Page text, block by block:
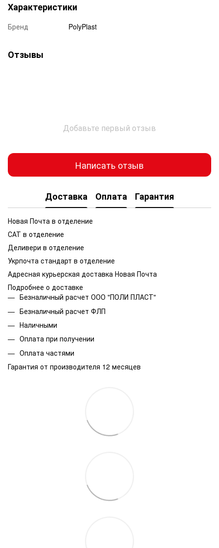
Характеристики
Бренд PolyPlast
Отзывы
Добавьте первый отзыв
Написать отзыв
Доставка Оплата Гарантия
Новая Почта в отделение
САТ в отделение
Деливери в отделение
Укрпочта стандарт в отделение
Адресная курьерская доставка Новая Почта
Подробнее о доставке
Безналичный расчет ООО "ПОЛИ ПЛАСТ"
Безналичный расчет ФЛП
Наличными
Оплата при получении
Оплата частями
Гарантия от производителя 12 месяцев